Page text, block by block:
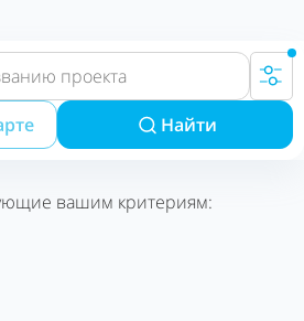
Найти
вашим критериям: